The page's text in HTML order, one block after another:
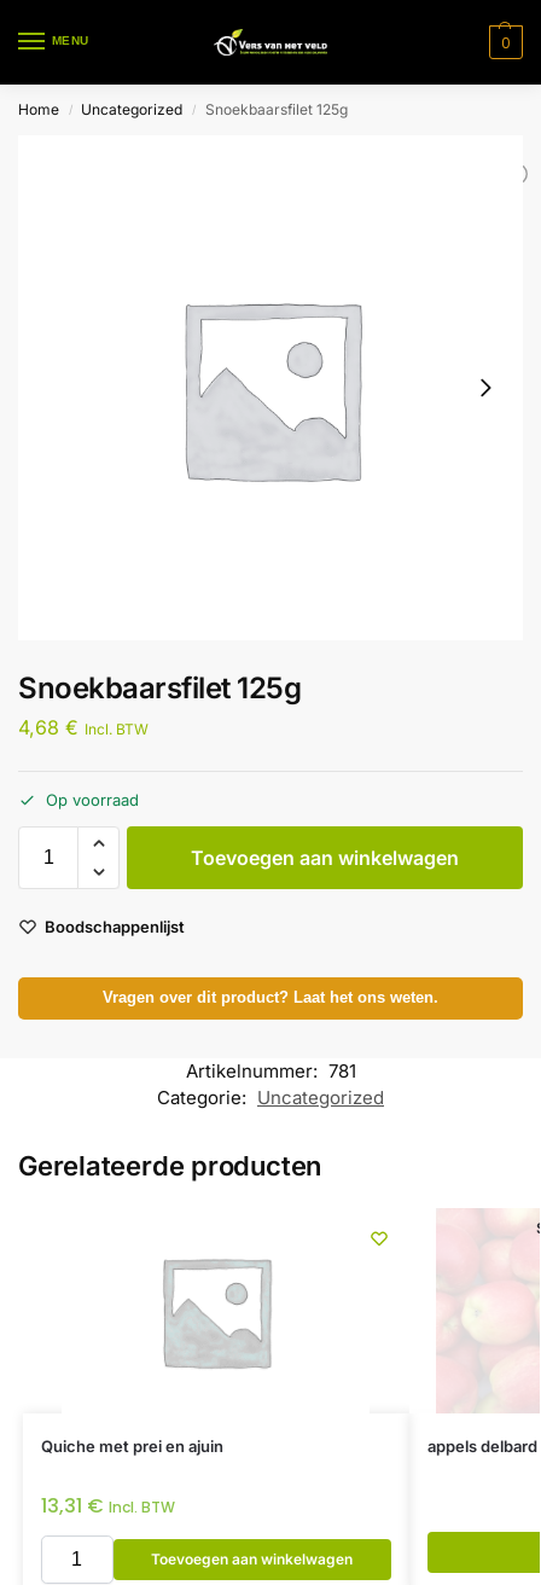
MENU 0
Home / Uncategorized / Snoekbaarsfilet 125g
Snoekbaarsfilet 125g
4,68 € Incl. BTW
Op voorraad
Toevoegen aan winkelwagen
Boodschappenlijst
Vragen over dit product? Laat het ons weten.
Artikelnummer: 781
Categorie: Uncategorized
Gerelateerde producten
Quiche met prei en ajuin
13,31 € Incl. BTW
Toevoegen aan winkelwagen
appels